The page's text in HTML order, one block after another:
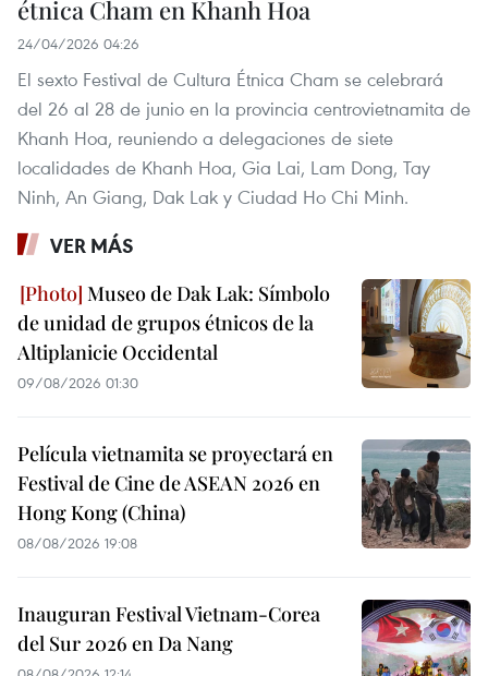
étnica Cham en Khanh Hoa
24/04/2026 04:26
El sexto Festival de Cultura Étnica Cham se celebrará
del 26 al 28 de junio en la provincia centrovietnamita de
Khanh Hoa, reuniendo a delegaciones de siete
localidades de Khanh Hoa, Gia Lai, Lam Dong, Tay
Ninh, An Giang, Dak Lak y Ciudad Ho Chi Minh.
VER MÁS
Museo de Dak Lak: Símbolo
de unidad de grupos étnicos de la
Altiplanicie Occidental
09/08/2026 01:30
Película vietnamita se proyectará en
Festival de Cine de ASEAN 2026 en
Hong Kong (China)
08/08/2026 19:08
Inauguran Festival Vietnam-Corea
del Sur 2026 en Da Nang